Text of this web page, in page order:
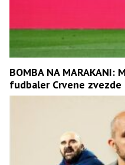
BOMBA NA MARAKANI:
fudbaler Crvene zvezde